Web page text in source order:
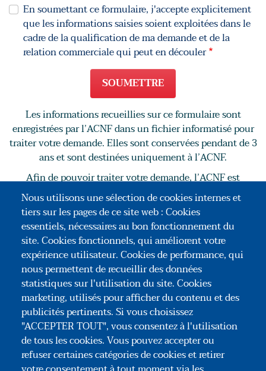
En soumettant ce formulaire, j'accepte explicitement
que les informations saisies soient exploitées dans le
cadre de la qualification de ma demande et de la
relation commerciale qui peut en découler
Les informations recueillies sur ce formulaire sont
enregistrées par l’ACNF dans un fichier informatisé pour
traiter votre demande. Elles sont conservées pendant de 3
ans et sont destinées uniquement à l’ACNF.
Afin de pouvoir traiter votre demande, l’ACNF est
amenée à recueillir certaines informations vous
concernant. L’ACNF est seul destinataire de ces données.
Conformément à la loi n°78-17 du 6 janvier 1978 relative
à l’informatique, aux fichiers et aux libertés, vous pouvez
exercer vos droits d’accès, d’opposition et de rectification
aux données vous concernant auprès du Correspondant
Informatique et Libertés désigné par l’ACNF à :
cil@notaires.fr.
Nous utilisons une sélection de cookies internes et
tiers sur les pages de ce site web : Cookies
essentiels, nécessaires au bon fonctionnement du
site. Cookies fonctionnels, qui améliorent votre
expérience utilisateur. Cookies de performance, qui
nous permettent de recueillir des données
statistiques sur l'utilisation du site. Cookies
marketing, utilisés pour afficher du contenu et des
publicités pertinents. Si vous choisissez
"ACCEPTER TOUT", vous consentez à l'utilisation
de tous les cookies. Vous pouvez accepter ou
refuser certaines catégories de cookies et retirer